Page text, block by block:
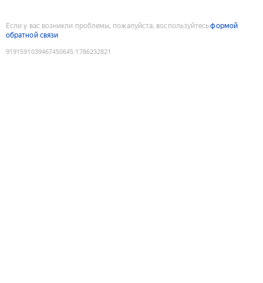
Если у вас возникли проблемы, пожалуйста, воспользуйтесьформой
обратной связи
9191591039467450645:1786232821